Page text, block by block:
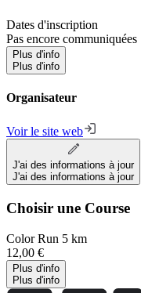
Dates d'inscription
Pas encore communiquées
Plus d'info
Plus d'info
Organisateur
Voir le site web
J'ai des informations à jour
J'ai des informations à jour
Choisir une Course
Color Run 5 km
12,00 €
Plus d'info
Plus d'info